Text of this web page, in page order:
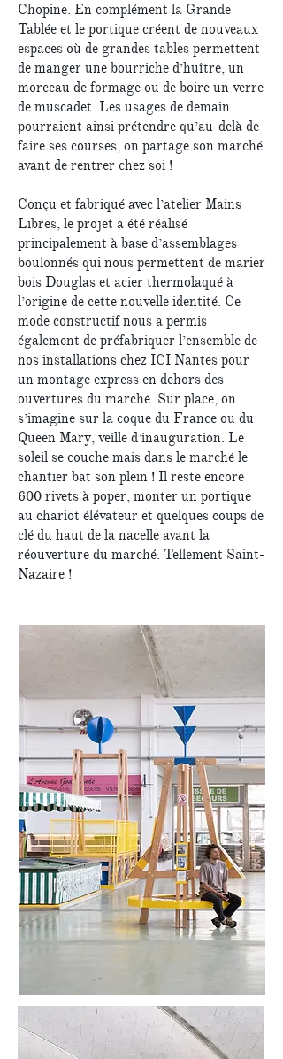
Chopine. En complément la Grande
Tablée et le portique créent de nouveaux
espaces où de grandes tables permettent
de manger une bourriche d’huître, un
morceau de formage ou de boire un verre
de muscadet. Les usages de demain
pourraient ainsi prétendre qu’au-delà de
faire ses courses, on partage son marché
avant de rentrer chez soi !
Conçu et fabriqué avec l’atelier Mains
Libres, le projet a été réalisé
principalement à base d’assemblages
boulonnés qui nous permettent de marier
bois Douglas et acier thermolaqué à
l’origine de cette nouvelle identité. Ce
mode constructif nous a permis
également de préfabriquer l’ensemble de
nos installations chez ICI Nantes pour
un montage express en dehors des
ouvertures du marché. Sur place, on
s’imagine sur la coque du France ou du
Queen Mary, veille d’inauguration. Le
soleil se couche mais dans le marché le
chantier bat son plein ! Il reste encore
600 rivets à poper, monter un portique
au chariot élévateur et quelques coups de
clé du haut de la nacelle avant la
réouverture du marché. Tellement Saint-
Nazaire !